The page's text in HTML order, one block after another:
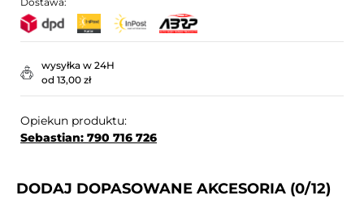
wysyłka w 24H
od 13,00 zł
Opiekun produktu:
Sebastian: 790 716 726
DODAJ DOPASOWANE AKCESORIA (0/12)